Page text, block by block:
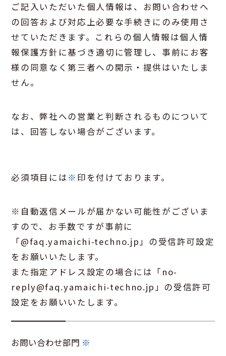
ご記入いただいた個人情報は、お問い合わせへ
の回答および対応上必要な手続きにのみ使用さ
せていただきます。これらの個人情報は個人情
報保護方針に基づき適切に管理し、事前にお客
様の同意なく第三者への開示・提供はいたしま
せん。
なお、弊社への営業と判断されるものについて
は、回答しない場合がございます。
必須項目には※ 印を付けております。
※自動返信メールが届かない可能性がございま
すので、お手数ですが事前に
「@faq.yamaichi-techno.jp」の受信許可設定
をお願いいたします。
また指定アドレス設定の場合には「no-
reply@faq.yamaichi-techno.jp」の受信許可
設定をお願いいたします。
お問い合わせ部門 ※